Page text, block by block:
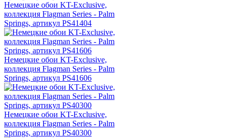
Немецкие обои KT-Exclusive,
коллекция Flagman Series - Palm
Springs, артикул PS41404
Немецкие обои KT-Exclusive,
коллекция Flagman Series - Palm
Springs, артикул PS41606
Немецкие обои KT-Exclusive,
коллекция Flagman Series - Palm
Springs, артикул PS40300